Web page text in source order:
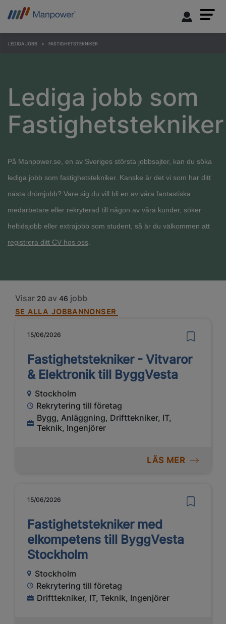
LEDIGA JOBB FASTIGHETSTEKNIKER
Lediga jobb som
Fastighetstekniker
På Manpower.se, en av Sveriges största jobbsajter, kan du söka
lediga jobb som fastighetstekniker. Kanske är det vi som har ditt
nästa drömjobb? Vare sig du vill bli en av våra fantastiska
medarbetare eller rekryterad till någon av våra kunder, söker
heltidsjobb eller extrajobb som student, så är du välkommen att
registrera ditt CV hos oss
Visar 20 av 46 jobb
SE ALLA JOBBANNONSER
15/06/2026
Fastighetstekniker - Vitvaror
& Elektronik till ByggVesta
Stockholm
Rekrytering till företag
Bygg, Anläggning, Drifttekniker, IT,
Teknik, Ingenjörer
LÄS MER
15/06/2026
Fastighetstekniker med
elkompetens till ByggVesta
Stockholm
Stockholm
Rekrytering till företag
Drifttekniker, IT, Teknik, Ingenjörer